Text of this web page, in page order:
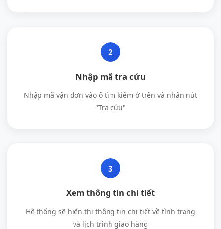
2
Nhập mã tra cứu
Nhập mã vận đơn vào ô tìm kiếm ở trên và nhấn nút
"Tra cứu"
3
Xem thông tin chi tiết
Hệ thống sẽ hiển thị thông tin chi tiết về tình trạng
và lịch trình giao hàng